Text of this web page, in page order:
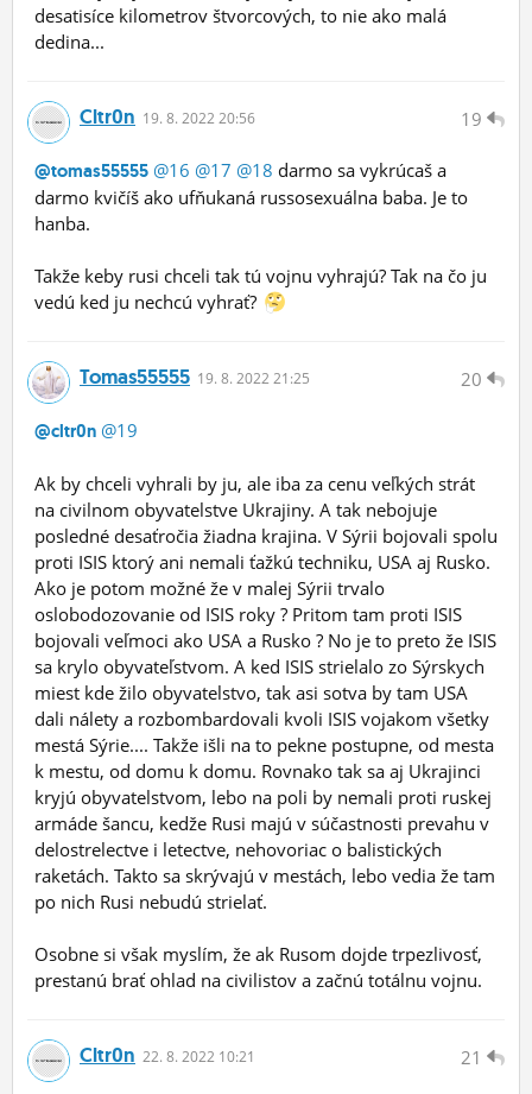
desatisíce kilometrov štvorcových, to nie ako malá
dedina...
19
Cltr0n 19. 8. 2022 20:56
@tomas55555 @16 @17 @18 darmo sa vykrúcaš a
darmo kvičíš ako ufňukaná russosexuálna baba. Je to
hanba.
Takže keby rusi chceli tak tú vojnu vyhrajú? Tak na čo ju
vedú ked ju nechcú vyhrať?
20
Tomas55555 19. 8. 2022 21:25
@cltr0n @19
Ak by chceli vyhrali by ju, ale iba za cenu veľkých strát
na civilnom obyvatelstve Ukrajiny. A tak nebojuje
posledné desaťročia žiadna krajina. V Sýrii bojovali spolu
proti ISIS ktorý ani nemali ťažkú techniku, USA aj Rusko.
Ako je potom možné že v malej Sýrii trvalo
oslobodozovanie od ISIS roky ? Pritom tam proti ISIS
bojovali veľmoci ako USA a Rusko ? No je to preto že ISIS
sa krylo obyvateľstvom. A ked ISIS strielalo zo Sýrskych
miest kde žilo obyvatelstvo, tak asi sotva by tam USA
dali nálety a rozbombardovali kvoli ISIS vojakom všetky
mestá Sýrie.... Takže išli na to pekne postupne, od mesta
k mestu, od domu k domu. Rovnako tak sa aj Ukrajinci
kryjú obyvatelstvom, lebo na poli by nemali proti ruskej
armáde šancu, kedže Rusi majú v súčastnosti prevahu v
delostrelectve i letectve, nehovoriac o balistických
raketách. Takto sa skrývajú v mestách, lebo vedia že tam
po nich Rusi nebudú strielať.
Osobne si však myslím, že ak Rusom dojde trpezlivosť,
prestanú brať ohlad na civilistov a začnú totálnu vojnu.
21
Cltr0n 22. 8. 2022 10:21